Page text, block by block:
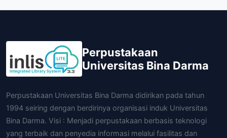
Perpustakaan
Universitas Bina Darma
Perpustakaan Universitas Bina Darma didirikan pada tahun
1994 seiring dengan berdirinya organisasi induk Universitas
Bina Darma. Visi : Menjadi perpustakaan berbasis teknologi
yang terbaik dan penyedia informasi melalui fasilitas dan